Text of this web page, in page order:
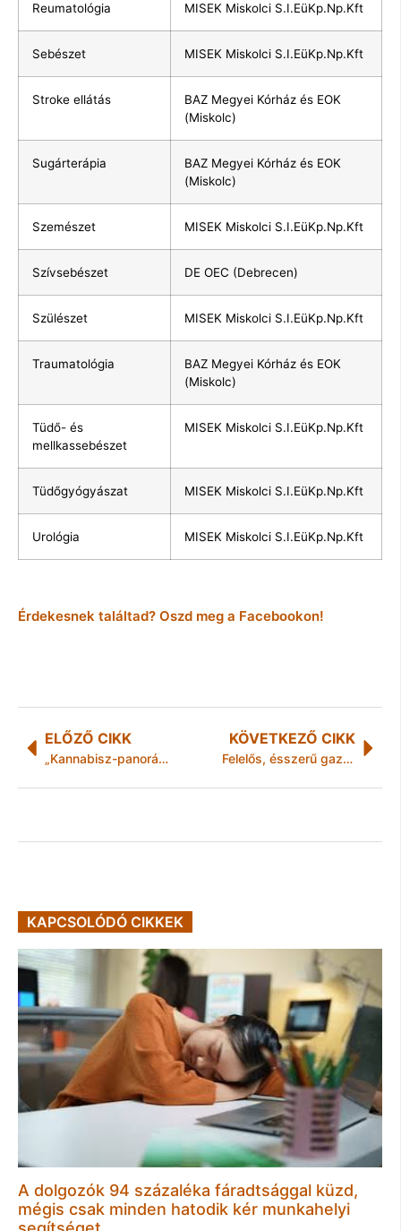
Reumatológia MISEK Miskolci S.I.EüKp.Np.Kft
Sebészet MISEK Miskolci S.I.EüKp.Np.Kft
Stroke ellátás
BAZ Megyei Kórház és EOK
(Miskolc)
Sugárterápia
BAZ Megyei Kórház és EOK
(Miskolc)
Szemészet MISEK Miskolci S.I.EüKp.Np.Kft
Szívsebészet DE OEC (Debrecen)
Szülészet MISEK Miskolci S.I.EüKp.Np.Kft
Traumatológia
BAZ Megyei Kórház és EOK
(Miskolc)
Tüdő- és
mellkassebészet
MISEK Miskolci S.I.EüKp.Np.Kft
Tüdőgyógyászat MISEK Miskolci S.I.EüKp.Np.Kft
Urológia MISEK Miskolci S.I.EüKp.Np.Kft
Érdekesnek találtad? Oszd meg a Facebookon!
ELŐZŐ CIKK
„Kannabisz-panoráma” a kiskertben és a szekrényben
KÖVETKEZŐ CIKK
Felelős, ésszerű gazdálkodás a Miskolc Holdingnál
KAPCSOLÓDÓ CIKKEK
A dolgozók 94 százaléka fáradtsággal küzd,
mégis csak minden hatodik kér munkahelyi